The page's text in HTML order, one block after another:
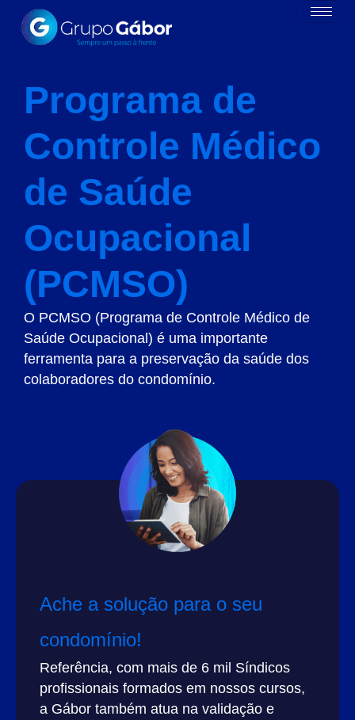
Programa de
Controle Médico
de Saúde
Ocupacional
(PCMSO)
O PCMSO (Programa de Controle Médico de
Saúde Ocupacional) é uma importante
ferramenta para a preservação da saúde dos
colaboradores do condomínio.
Ache a solução para o seu
condomínio!
Referência, com mais de 6 mil Síndicos
profissionais formados em nossos cursos,
a Gábor também atua na validação e